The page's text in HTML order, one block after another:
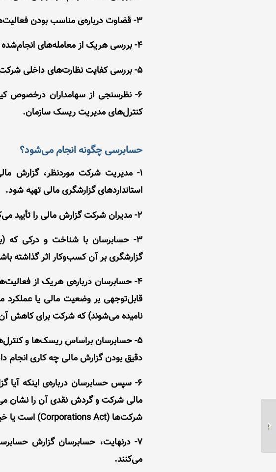
3- قضاوت درباره‌ی مناسب بودن فعالیت‌ها یا استراتژی‌های تجاری شرکت یا تصمیم‌های گرفته‌شده توسط مدیران.
4- بررسی هریک از معامله‌های انجام‌شده توسط شرکت.
5- بررسی کفایت نظارت‌های داخلی شرکت.
6- نظرسنجی از سهامداران درخصوص
کنترل‌های مدیریت ریسک سازمان.
حسابرسی چگونه انجام می‌شود؟
1- مدیریت شرکت موردنظر، گزارش
استانداردهای گزارشگری مالی تهیه شود.
2- مدیران شرکت گزارش مالی را تأیید می‌کنند.
3- حسابرسان با شناخت و درکی که
گزارشگری بر آن کسب‌وکار اثر گذاشته
4- حسابرسان درباره‌ی هریک از
قابل‌توجهی بر وضعیت مالی یا عملکرد
نامیده می‌شوند) که شرکت برای کاهش
5- حسابرسان براساس ریسک‌ها و
دقیق بودن گزارش مالی چه کاری انجام
6- سپس حسابرسان درباره‌ی اینکه آیا
مالی شرکت و گردش نقدی آن را نشان
شرکت‌ها (Corporations Act) است یا خیر، قضاوت می‌کنند.
7- درنهایت، حسابرسان گزارش
می‌کنند.